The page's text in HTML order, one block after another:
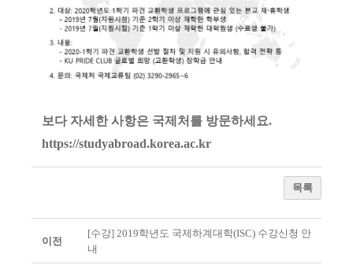
보다 자세한 사항은 국제처를 방문하세요.
https://studyabroad.korea.ac.kr
목록
이전
[수강] 2019학년도 국제하계대학(ISC) 수강신청 안
내